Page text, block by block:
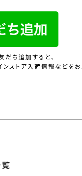
ち追加すると、
ストア入荷情報などをお